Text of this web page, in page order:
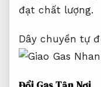
đạt chất lượng.
Dây chuyền tự